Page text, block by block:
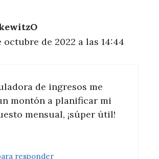
octubre de 2022 a las 14:44
de ingresos me
montón a planificar mi
mensual, ¡súper útil!
responder